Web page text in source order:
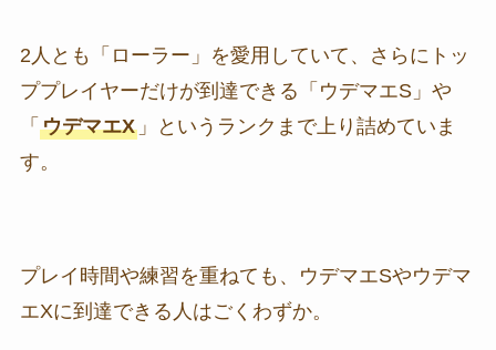
2人とも「ローラー」を愛用していて、さらにトッ
ププレイヤーだけが到達できる「ウデマエS」や
「 ウデマエX」というランクまで上り詰めていま
す。
プレイ時間や練習を重ねても、ウデマエSやウデマ
エXに到達できる人はごくわずか。